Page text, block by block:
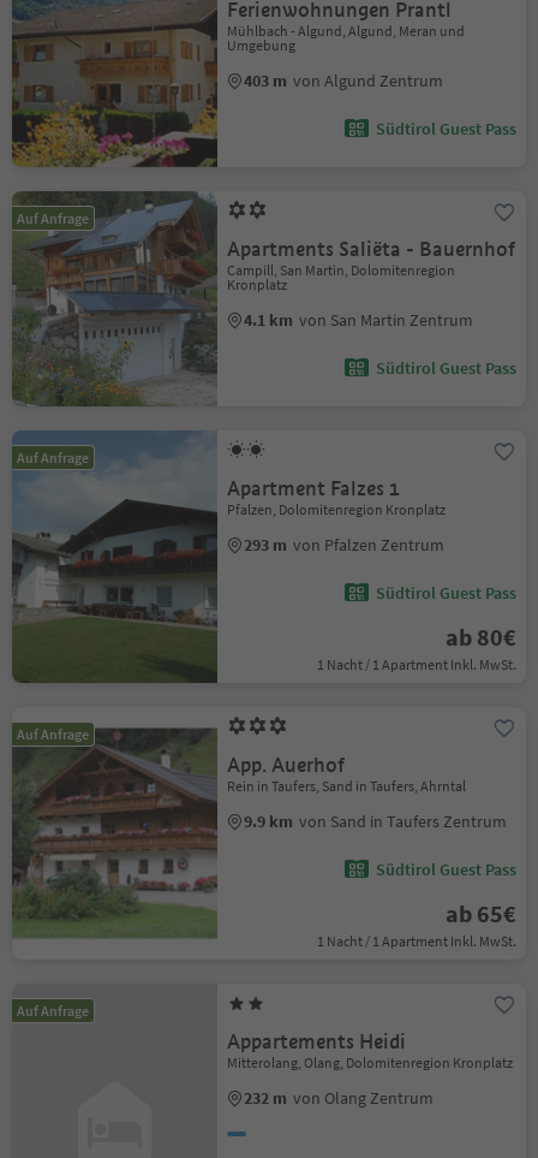
Ferienwohnungen Prantl
Mühlbach - Algund, Algund, Meran und
Umgebung
403 m von Algund Zentrum
Südtirol Guest Pass
Auf Anfrage
Apartments Saliëta - Bauernhof
Campill, San Martin, Dolomitenregion
Kronplatz
4.1 km von San Martin Zentrum
Südtirol Guest Pass
Auf Anfrage
Apartment Falzes 1
Pfalzen, Dolomitenregion Kronplatz
293 m von Pfalzen Zentrum
Südtirol Guest Pass
ab 80€
1 Nacht / 1 Apartment Inkl. MwSt.
Auf Anfrage
App. Auerhof
Rein in Taufers, Sand in Taufers, Ahrntal
9.9 km von Sand in Taufers Zentrum
Südtirol Guest Pass
ab 65€
1 Nacht / 1 Apartment Inkl. MwSt.
Auf Anfrage
Appartements Heidi
Mitterolang, Olang, Dolomitenregion Kronplatz
232 m von Olang Zentrum